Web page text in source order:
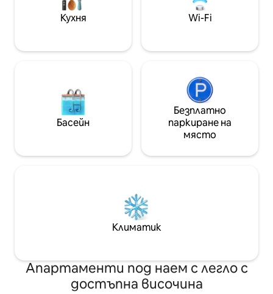
разходка до бар/ресторант и нощен
живот! НЕ СЕ ДОПУСКАТ ДОМАШНИ
Кухня Wi-Fi
Басейн
Безплатно
паркиране на
място
Климатик
Апартаменти под наем с легло с
достъпна височина